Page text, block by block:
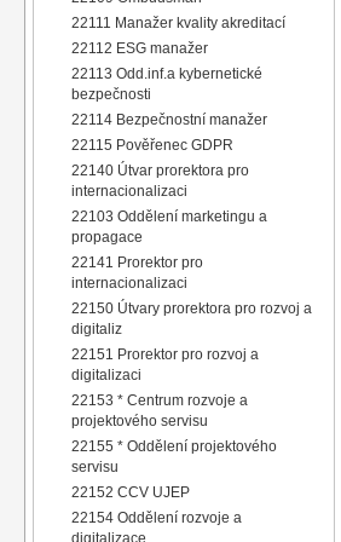
22111 Manažer kvality akreditací
22112 ESG manažer
22113 Odd.inf.a kybernetické
bezpečnosti
22114 Bezpečnostní manažer
22115 Pověřenec GDPR
22140 Útvar prorektora pro
internacionalizaci
22103 Oddělení marketingu a
propagace
22141 Prorektor pro
internacionalizaci
22150 Útvary prorektora pro rozvoj a
digitaliz
22151 Prorektor pro rozvoj a
digitalizaci
22153 * Centrum rozvoje a
projektového servisu
22155 * Oddělení projektového
servisu
22152 CCV UJEP
22154 Oddělení rozvoje a
digitalizace